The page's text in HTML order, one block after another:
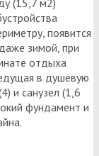
появится
зимой, при
отдыха
в душевую
и санузел (1,6
фундамент и